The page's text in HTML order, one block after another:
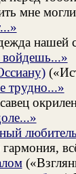
мне
нашей
трудно...»